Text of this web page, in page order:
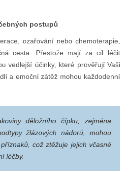
postupů
ozařování nebo chemoterapie,
cesta. Přestože mají za cíl léčit
vedlejší účinky, které prověřují Vaši
a emoční zátěž mohou každodenní
děložního čípku, zejména
žlázových nádorů, mohou
což ztěžuje jejich včasné
léčby.